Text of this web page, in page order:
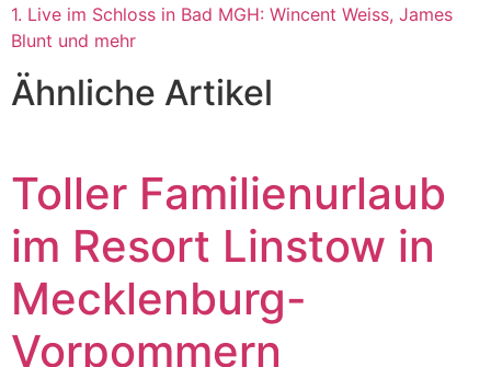
1. Live im Schloss in Bad MGH: Wincent Weiss, James
Blunt und mehr
Ähnliche Artikel
Toller Familienurlaub
im Resort Linstow in
Mecklenburg-
Vorpommern